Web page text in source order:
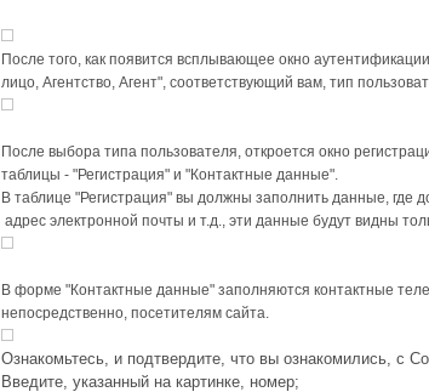
После того, как появится всплывающее окно
лицо, Агентство, Агент", соответствующий вам, тип
После выбора типа пользователя, откроется окно
таблицы - "Регистрация" и "Контактные данные".
В таблице "Регистрация" вы должны заполнить данные,
адрес электронной почты и т.д., эти данные будут видны
В форме "Контактные данные" заполняются контактные
непосредственно, посетителям сайта.
Ознакомьтесь, и подтвердите, что вы ознакомились, с
Введите, указанный на картинке, номер;